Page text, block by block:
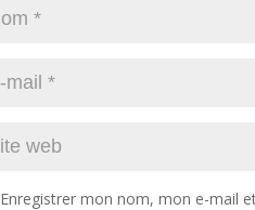
Enregistrer mon nom, mon e-mail